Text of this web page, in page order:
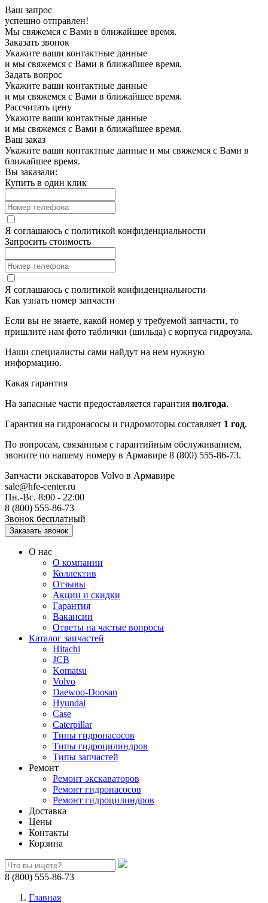
Ваш запрос
успешно отправлен!
Мы свяжемся с Вами в ближайшее время.
Заказать звонок
Укажите ваши контактные данные
и мы свяжемся с Вами в ближайшее время.
Задать вопрос
Укажите ваши контактные данные
и мы свяжемся с Вами в ближайшее время.
Рассчитать цену
Укажите ваши контактные данные
и мы свяжемся с Вами в ближайшее время.
Ваш заказ
Укажите ваши контактные данные и мы свяжемся с Вами в
ближайшее время.
Вы заказали:
Купить в один клик
Я соглашаюсь с политикой конфиденциальности
Запросить стоимость
Я соглашаюсь с политикой конфиденциальности
Как узнать номер запчасти
Если вы не знаете, какой номер у требуемой запчасти, то
пришлите нам фото таблички (шильда) с корпуса гидроузла.
Наши специалисты сами найдут на нем нужную
информацию.
Какая гарантия
На запасные части предоставляется гарантия полгода.
Гарантия на гидронасосы и гидромоторы составляет 1 год.
По вопросам, связанным с гарантийным обслуживанием,
звоните по нашему номеру в Армавире 8 (800) 555-86-73.
Запчасти экскаваторов Volvo в Армавире
sale@hfe-center.ru
Пн.-Вс. 8:00 - 22:00
8 (800) 555-86-73
Звонок бесплатный
О нас
О компании
Коллектив
Отзывы
Акции и скидки
Гарантия
Вакансии
Ответы на частые вопросы
Каталог запчастей
Hitachi
JCB
Komatsu
Volvo
Daewoo-Doosan
Hyundai
Case
Caterpillar
Типы гидронасосов
Типы гидроцилиндров
Типы запчастей
Ремонт
Ремонт экскаваторов
Ремонт гидронасосов
Ремонт гидроцилиндров
Доставка
Цены
Контакты
Корзина
8 (800) 555-86-73
Главная